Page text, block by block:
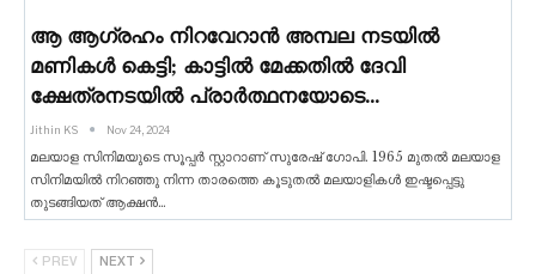
ആ ആഗ്രഹം നിറവേറാൻ അമ്പല നടയിൽ
മണികൾ കെട്ടി; കാട്ടില്‍ മേക്കതില്‍ ദേവി
ക്ഷേത്രനടയിൽ പ്രാർത്ഥനയോടെ…
Jithin KS Nov 24, 2024
മലയാള സിനിമയുടെ സൂപ്പർ സ്റ്റാറാണ് സുരേഷ് ഗോപി. 1965 മുതൽ മലയാള
സിനിമയിൽ നിറഞ്ഞു നിന്ന താരത്തെ കൂടുതൽ മലയാളികൾ ഇഷ്ടപ്പെട്ടു
തുടങ്ങിയത് ആക്ഷൻ…
PREV NEXT